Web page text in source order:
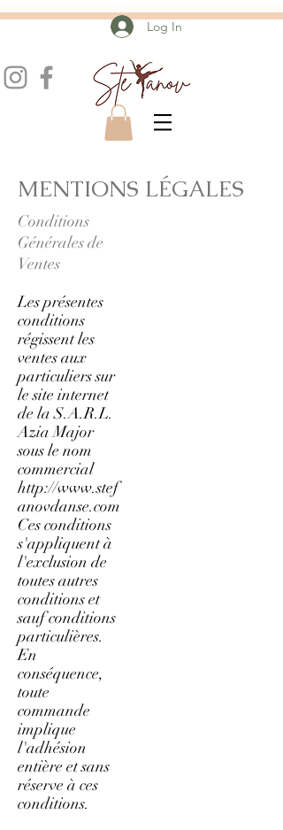
Log In
MENTIONS LÉGALES
Conditions
Générales de
Ventes
Les présentes
conditions
régissent les
ventes aux
particuliers sur
le site internet
de la S.A.R.L.
Azia Major
sous le nom
commercial
http://www.stef
anovdanse.com
Ces conditions
s'appliquent à
l'exclusion de
toutes autres
conditions et
sauf conditions
particulières.
En
conséquence,
toute
commande
implique
l'adhésion
entière et sans
réserve à ces
conditions.